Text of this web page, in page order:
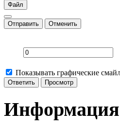
Файл
Отправить Отменить
Показывать графические
Информация